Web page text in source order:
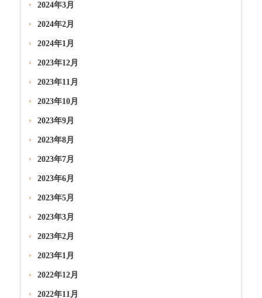
2024年3月
2024年2月
2024年1月
2023年12月
2023年11月
2023年10月
2023年9月
2023年8月
2023年7月
2023年6月
2023年5月
2023年3月
2023年2月
2023年1月
2022年12月
2022年11月